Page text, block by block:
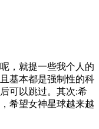
，就提一些我个人的
基本都是强制性的科
可以跳过。其次:希
希望女神星球越来越